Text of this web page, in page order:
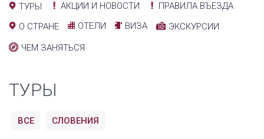
ТУРЫ АКЦИИ И НОВОСТИ
ПРАВИЛА ВЪЕЗДА
О СТРАНЕ
ОТЕЛИ ВИЗА
ЭКСКУРСИИ
ЧЕМ ЗАНЯТЬСЯ
ТУРЫ
ВСЕ СЛОВЕНИЯ